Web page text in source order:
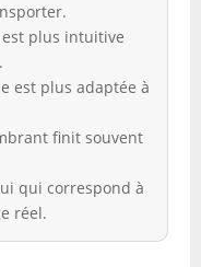
plus intuitive
est plus adaptée à
finit souvent
qui correspond à
réel.